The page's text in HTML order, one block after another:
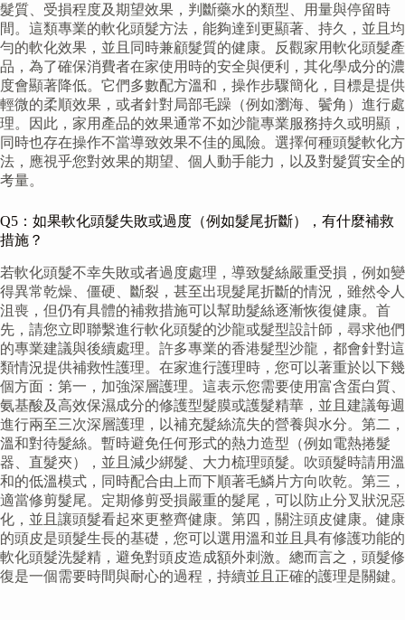
髮質、受損程度及期望效果，判斷藥水的類型、用量與停留時
間。這類專業的軟化頭髮方法，能夠達到更顯著、持久，並且均
勻的軟化效果，並且同時兼顧髮質的健康。反觀家用軟化頭髮產
品，為了確保消費者在家使用時的安全與便利，其化學成分的濃
度會顯著降低。它們多數配方溫和，操作步驟簡化，目標是提供
輕微的柔順效果，或者針對局部毛躁（例如瀏海、鬢角）進行處
理。因此，家用產品的效果通常不如沙龍專業服務持久或明顯，
同時也存在操作不當導致效果不佳的風險。選擇何種頭髮軟化方
法，應視乎您對效果的期望、個人動手能力，以及對髮質安全的
考量。
Q5：如果軟化頭髮失敗或過度（例如髮尾折斷），有什麼補救
措施？
若軟化頭髮不幸失敗或者過度處理，導致髮絲嚴重受損，例如變
得異常乾燥、僵硬、斷裂，甚至出現髮尾折斷的情況，雖然令人
沮喪，但仍有具體的補救措施可以幫助髮絲逐漸恢復健康。首
先，請您立即聯繫進行軟化頭髮的沙龍或髮型設計師，尋求他們
的專業建議與後續處理。許多專業的香港髮型沙龍，都會針對這
類情況提供補救性護理。在家進行護理時，您可以著重於以下幾
個方面：第一，加強深層護理。這表示您需要使用富含蛋白質、
氨基酸及高效保濕成分的修護型髮膜或護髮精華，並且建議每週
進行兩至三次深層護理，以補充髮絲流失的營養與水分。第二，
溫和對待髮絲。暫時避免任何形式的熱力造型（例如電熱捲髮
器、直髮夾），並且減少綁髮、大力梳理頭髮。吹頭髮時請用溫
和的低溫模式，同時配合由上而下順著毛鱗片方向吹乾。第三，
適當修剪髮尾。定期修剪受損嚴重的髮尾，可以防止分叉狀況惡
化，並且讓頭髮看起來更整齊健康。第四，關注頭皮健康。健康
的頭皮是頭髮生長的基礎，您可以選用溫和並且具有修護功能的
軟化頭髮洗髮精，避免對頭皮造成額外刺激。總而言之，頭髮修
復是一個需要時間與耐心的過程，持續並且正確的護理是關鍵。